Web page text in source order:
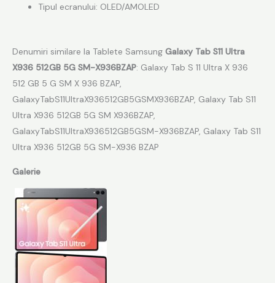
Tipul ecranului: OLED/AMOLED
Denumiri similare la Tablete Samsung Galaxy Tab S11 Ultra
X936 512GB 5G SM-X936BZAP: Galaxy Tab S 11 Ultra X 936
512 GB 5 G SM X 936 BZAP,
GalaxyTabS11UltraX936512GB5GSMX936BZAP, Galaxy Tab S11
Ultra X936 512GB 5G SM X936BZAP,
GalaxyTabS11UltraX936512GB5GSM-X936BZAP, Galaxy Tab S11
Ultra X936 512GB 5G SM-X936 BZAP
Galerie